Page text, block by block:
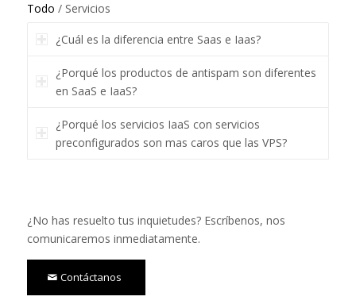
Todo / Servicios
¿Cuál es la diferencia entre Saas e Iaas?
¿Porqué los productos de antispam son diferentes
en SaaS e IaaS?
¿Porqué los servicios IaaS con servicios
preconfigurados son mas caros que las VPS?
¿No has resuelto tus inquietudes? Escríbenos, nos
comunicaremos inmediatamente.
Contáctanos